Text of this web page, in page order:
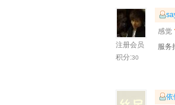
注册会员
积分:30
感觉
服务
依